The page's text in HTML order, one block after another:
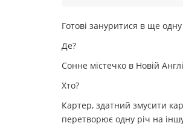
Готові зануритися в ще
Де?
Сонне містечко в Новій
Хто?
Картер, здатний змусити
перетворює одну річ на